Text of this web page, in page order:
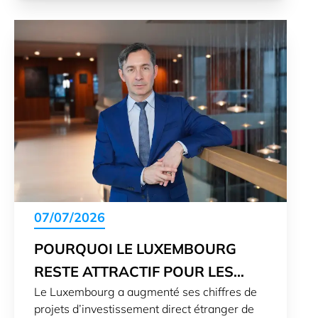
07/07/2026
POURQUOI LE LUXEMBOURG
RESTE ATTRACTIF POUR LES
INVESTISSEURS MONDIAUX
Le Luxembourg a augmenté ses chiffres de
projets d’investissement direct étranger de